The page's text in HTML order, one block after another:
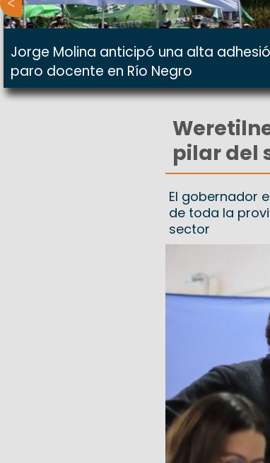
Jorge Molina anticipó una alta
paro docente en Río Negro
pilar del
El gobernador
de toda la
sector